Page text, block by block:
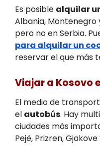
Es posible alquilar
Albania, Montenegro
pero no en Serbia.
para alquilar un
reservar el que más
Viajar a Kosovo
El medio de
el autobús. Hay
ciudades más
Pejë, Prizren,